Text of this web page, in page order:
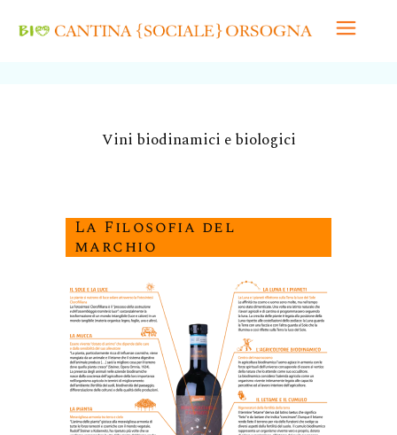
Vini biodinamici e biologici
La Filosofia del
marchio